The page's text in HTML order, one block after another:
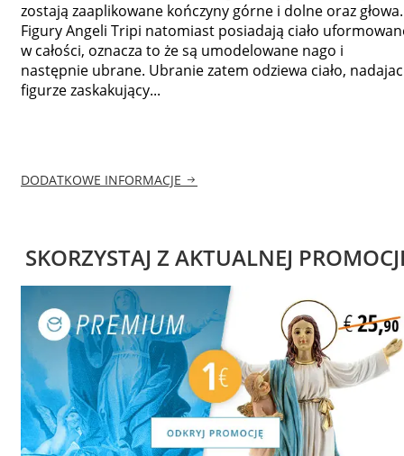
zostają zaaplikowane kończyny górne i dolne oraz głowa.
Figury Angeli Tripi natomiast posiadają ciało
w całości, oznacza to że są umodelowane nago i
następnie ubrane. Ubranie zatem odziewa ciało, nadajac
figurze zaskakujący...
DODATKOWE INFORMACJE
SKORZYSTAJ Z AKTUALNEJ